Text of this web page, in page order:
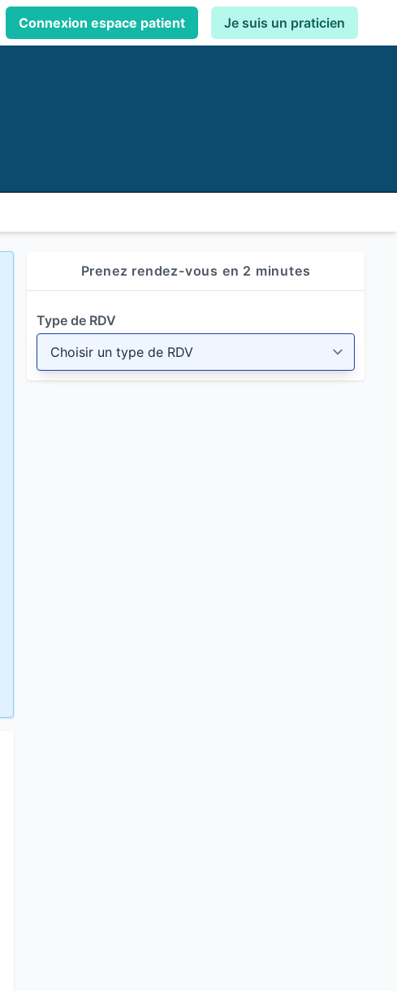
Connexion espace patient Je suis un praticien
Prenez rendez-vous en 2 minutes
Type de RDV